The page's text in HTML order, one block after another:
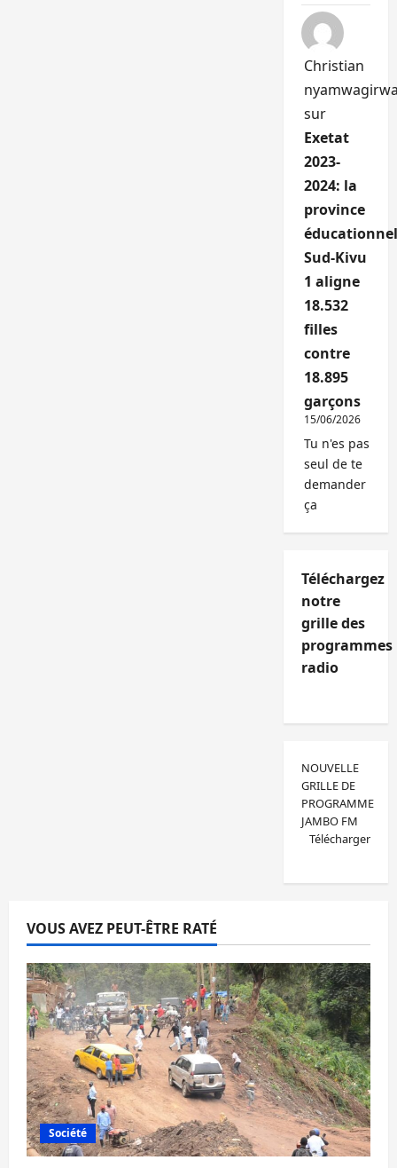
Christian
sur
Exetat
2023-
2024: la
province
Sud-Kivu
1 aligne
18.532
filles
contre
18.895
garçons
15/06/2026
Tu n'es pas
seul de te
demander
ça
Téléchargez
notre
grille des
programmes
radio
NOUVELLE
GRILLE DE
PROGRAMME
JAMBO FM
Télécharger
VOUS AVEZ PEUT-ÊTRE RATÉ
Société